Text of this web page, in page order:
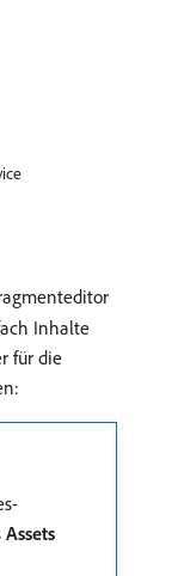
Inhalte
für die
Assets